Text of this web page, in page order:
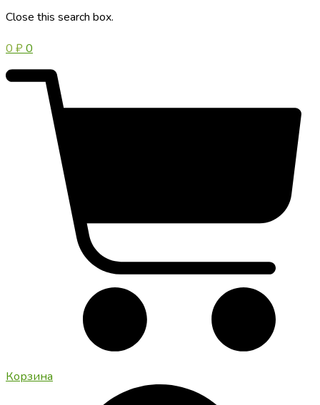
Close this search box.
0 ₽0
Корзина